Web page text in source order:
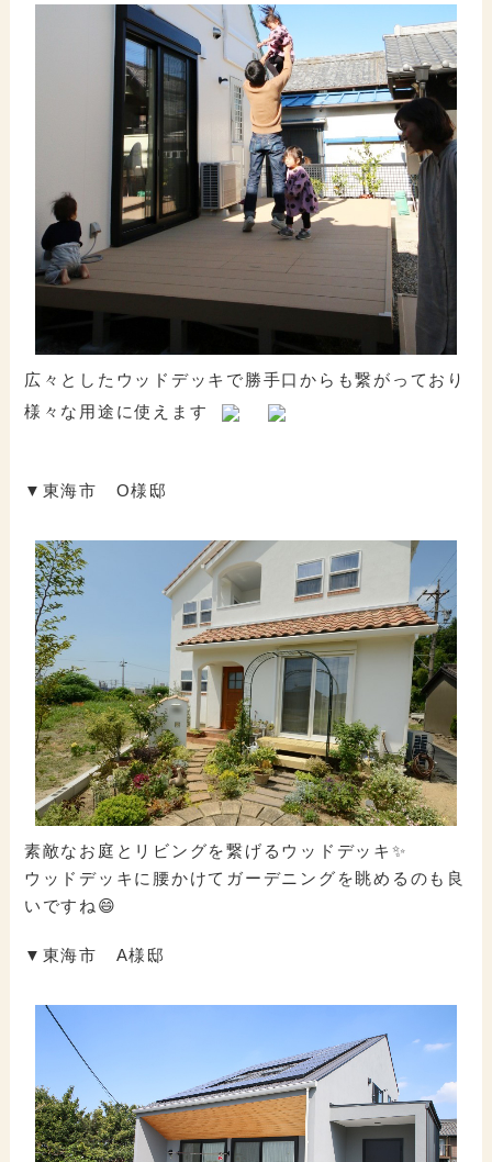
広々としたウッドデッキで勝手口からも繋がっており
様々な用途に使えます
▼東海市 O様邸
素敵なお庭とリビングを繋げるウッドデッキ✨
ウッドデッキに腰かけてガーデニングを眺めるのも良
いですね😄
▼東海市 A様邸